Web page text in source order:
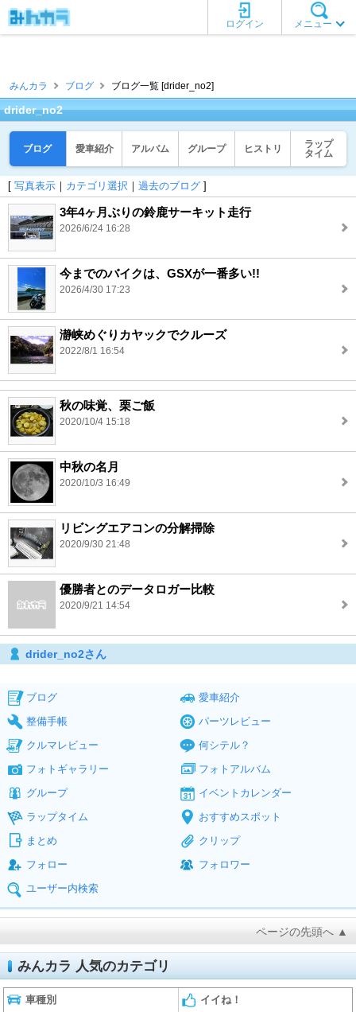
メニュー
ログイン
みんカラ ブログ ブログ一覧 [drider_no2]
drider_no2
ブログ 愛車紹介 アルバム グループ ヒストリ
ラップ
タイム
[ 写真表示 ｜ カテゴリ選択 ｜ 過去のブログ ]
3年4ヶ月ぶりの鈴鹿サーキット走行
2026/6/24 16:28
今までのバイクは、GSXが一番多い!!
2026/4/30 17:23
瀞峡めぐりカヤックでクルーズ
2022/8/1 16:54
秋の味覚、栗ご飯
2020/10/4 15:18
中秋の名月
2020/10/3 16:49
リビングエアコンの分解掃除
2020/9/30 21:48
優勝者とのデータロガー比較
2020/9/21 14:54
drider_no2さん
ブログ
愛車紹介
整備手帳
パーツレビュー
クルマレビュー
何シテル？
フォトギャラリー
フォトアルバム
グループ
イベントカレンダー
ラップタイム
おすすめスポット
まとめ
クリップ
フォロー
フォロワー
ユーザー内検索
ページの先頭へ ▲
みんカラ 人気のカテゴリ
車種別 イイね！